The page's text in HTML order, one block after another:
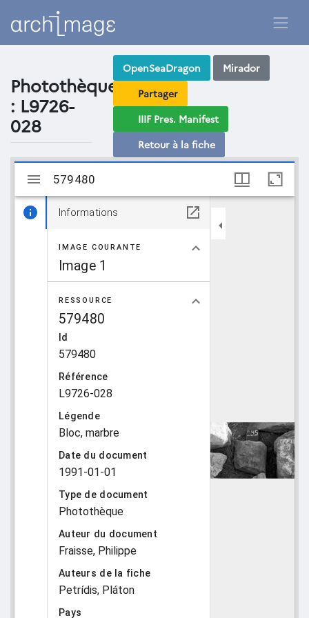
Photothèque
: L9726-
028
OpenSeaDragon
Mirador
Partager
IIIF Pres. Manifest
Retour à la fiche
Visualiseur
Mirador
579480
Informations
IMAGE COURANTE
Image 1
RESSOURCE
579480
Id
579480
Référence
L9726-028
Légende
Bloc, marbre
Date du document
1991-01-01
Type de document
Photothèque
Auteur du document
Fraisse, Philippe
Auteurs de la fiche
Petrídis, Pláton
Pays
579480